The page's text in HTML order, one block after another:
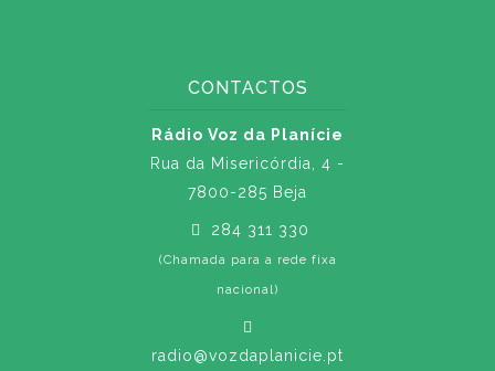
CONTACTOS
Rádio Voz da Planície
Rua da Misericórdia, 4 -
7800-285 Beja
284 311 330
(Chamada para a rede fixa
nacional)
radio@vozdaplanicie.pt